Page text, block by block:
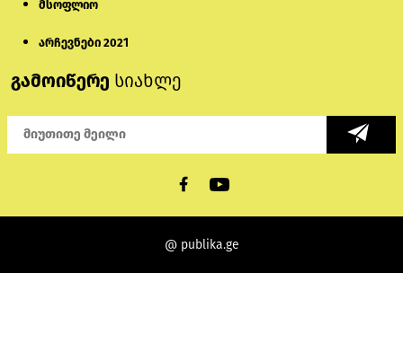
მსოფლიო
არჩევნები 2021
გამოიწერე სიახლე
@ publika.ge